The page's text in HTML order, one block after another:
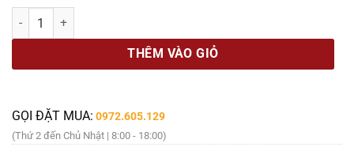
là:
TRÒ CHUYỆN CÙNG GEN Z – Trần Sĩ Chương – TIMES books –
THÊM VÀO GIỎ
GỌI ĐẶT MUA: 0972.605.129
(Thứ 2 đến Chủ Nhật | 8:00 - 18:00)